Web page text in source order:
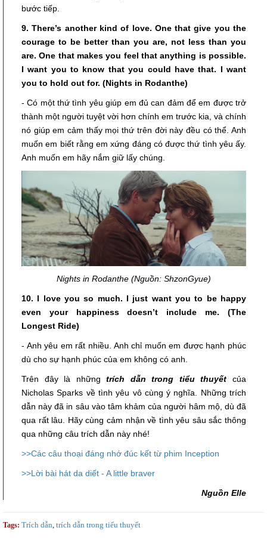
bước tiếp.
9. There’s another kind of love. One that give you the
courage to be better than you are, not less than you
are. One that makes you feel that anything is possible.
I want you to know that you could have that. I want
you to hold out for. (Nights in Rodanthe)
- Có một thứ tình yêu giúp em đủ can đảm để em được trở
thành một người tuyệt vời hơn chính em trước kia, và chính
nó giúp em cảm thấy mọi thứ trên đời này đều có thể. Anh
muốn em biết rằng em xứng đáng có được thứ tình yêu ấy.
Anh muốn em hãy nắm giữ lấy chúng.
Nights in Rodanthe (Nguồn: ShzonGyue)
10. I love you so much. I just want you to be happy
even your happiness doesn’t include me. (The
Longest Ride)
- Anh yêu em rất nhiều. Anh chỉ muốn em được hạnh phúc
dù cho sự hạnh phúc của em không có anh.
Trên đây là nhữngtrích dẫn trong tiểu thuyết của
Nicholas Sparks về tình yêu vô cùng ý nghĩa. Những trích
dẫn này đã in sâu vào tâm khảm của người hâm mộ, dù đã
qua rất lâu. Hãy cùng cảm nhận về tình yêu sâu sắc thông
qua những câu trích dẫn này nhé!
>>Các câu thoại đáng nhớ đúc kết từ phim Inception
>>Lời bài hát da diết - A little braver
Nguồn Elle
Tags: Trích dẫn trích dẫn trong tiểu thuyết